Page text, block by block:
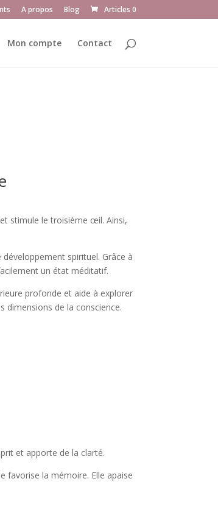
A propos Blog Articles 0
Mon compte Contact
stimule le troisième œil. Ainsi,
spirituel. Grâce à
un état méditatif.
profonde et aide à explorer
dimensions de la conscience.
et apporte de la clarté.
favorise la mémoire. Elle apaise